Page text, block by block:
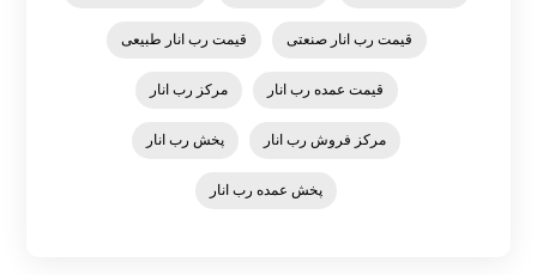
قیمت رب انار صنعتی قیمت رب انار طبیعی
قیمت عمده رب انار مرکز رب انار
مرکز فروش رب انار پخش رب انار
پخش عمده رب انار